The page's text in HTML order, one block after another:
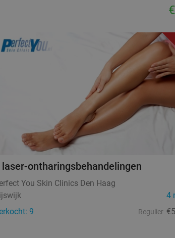
laser-ontharingsbehandelingen
You Skin Clinics Den Haag
4
9
Regulier